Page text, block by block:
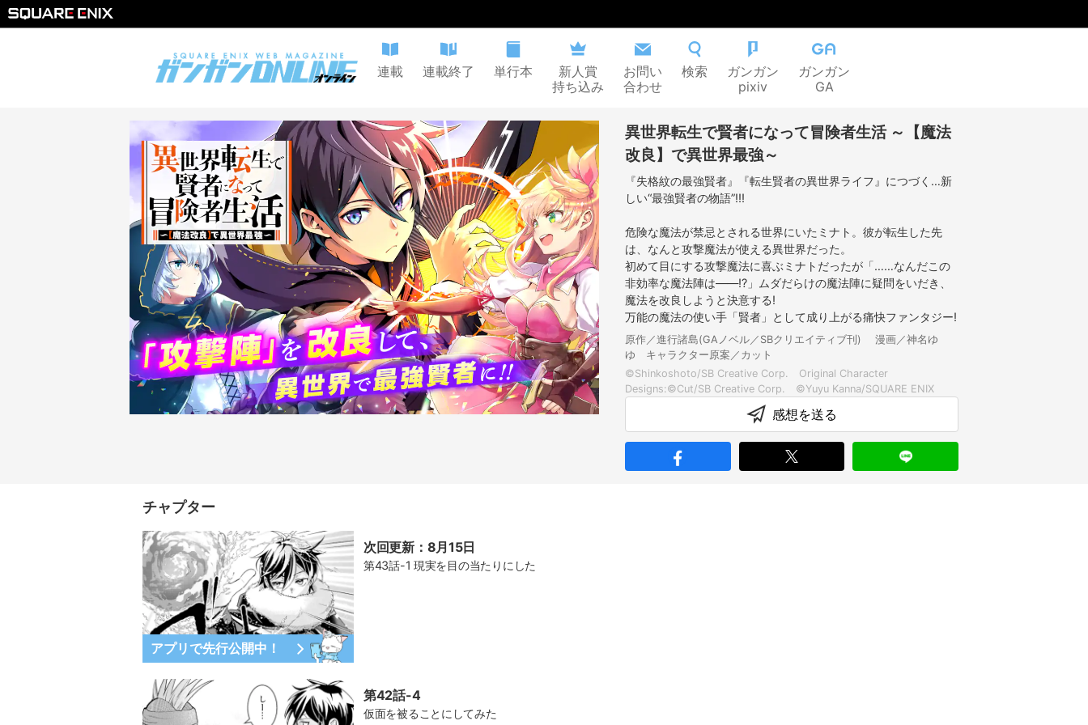
連載 連載終了 単行本
新人賞
持ち込み
お問い
合わせ
検索
ガンガン
pixiv
ガンガン
GA
異世界転生で賢者になって冒険者生活 ～【魔法
改良】で異世界最強～
『失格紋の最強賢者』『転生賢者の異世界ライフ』につづく…新
しい“最強賢者の物語”!!!
危険な魔法が禁忌とされる世界にいたミナト。彼が転生した先
は、なんと攻撃魔法が使える異世界だった。
初めて目にする攻撃魔法に喜ぶミナトだったが「……なんだこの
非効率な魔法陣は――!?」ムダだらけの魔法陣に疑問をいだき、
魔法を改良しようと決意する!
万能の魔法の使い手「賢者」として成り上がる痛快ファンタジー!
原作／進行諸島(GAノベル／SBクリエイティブ刊) 漫画／神名ゆ
ゆ キャラクター原案／カット
©Shinkoshoto/SB Creative Corp. Original Character
感想を送る
チャプター
アプリで先行公開中！
次回更新：8月15日
第43話-1 現実を目の当たりにした
第42話-4
仮面を被ることにしてみた